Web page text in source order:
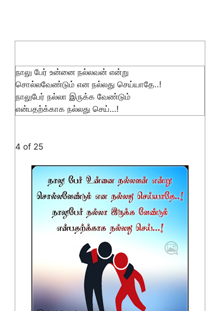
நாலு பேர் உன்னை நல்லவன் என்று
சொல்லவேண்டும் என நல்லது செய்யாதே..!
நாலுபேர் நல்லா இருக்க வேண்டும்
என்பதற்க்காக நல்லது செய்…!
4 of 25